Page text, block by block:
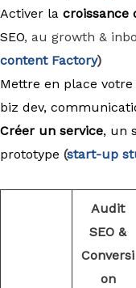
Activer la croissance
SEO, au growth &
content Factory)
Mettre en place votre
biz dev,
Créer un service, un
prototype (start-up
Audit
SEO &
Conversi
on